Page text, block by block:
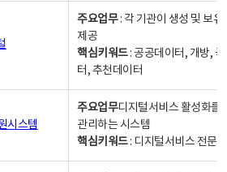
주요업무: 각 기관이 생성 및 보
제공
핵심키워드: 공공데이터, 개방,
터, 추천데이터
시스템
주요업무디지털서비스 활성화를
관리하는 시스템
핵심키워드: 디지털서비스 전문